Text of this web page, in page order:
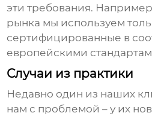
эти требования.
рынка мы используем
сертифицированные в
европейскими
Случаи из практики
Недавно один из наших
нам с проблемой – у их